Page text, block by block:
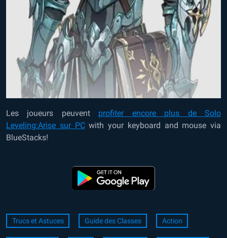
Les joueurs peuvent profiter encore plus de Solo
Leveling:Arise sur PCwith your keyboard and mouse via
BlueStacks!
Trucs et Astuces Guide des Classes Action